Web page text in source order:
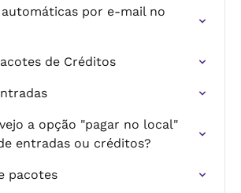
por e-mail no
de Créditos
a opção "pagar no local"
entradas ou créditos?
pacotes